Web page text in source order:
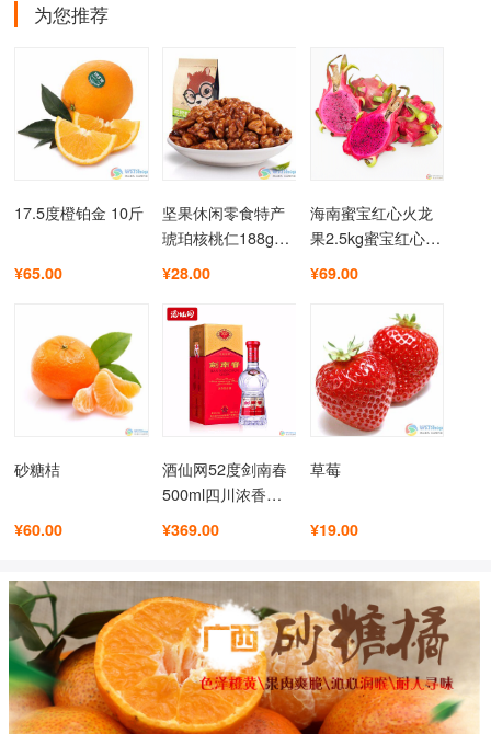
为您推荐
17.5度橙铂金 10斤
¥65.00
坚果休闲零食特产
琥珀核桃仁188gX3
罐
¥28.00
海南蜜宝红心火龙
果2.5kg蜜宝红心火
龙果是非常受欢迎
¥69.00
砂糖桔
¥60.00
酒仙网52度剑南春
500ml四川浓香型
¥369.00
草莓
¥19.00